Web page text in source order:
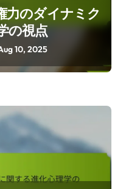
力のダイナミク
の視点
10, 2025